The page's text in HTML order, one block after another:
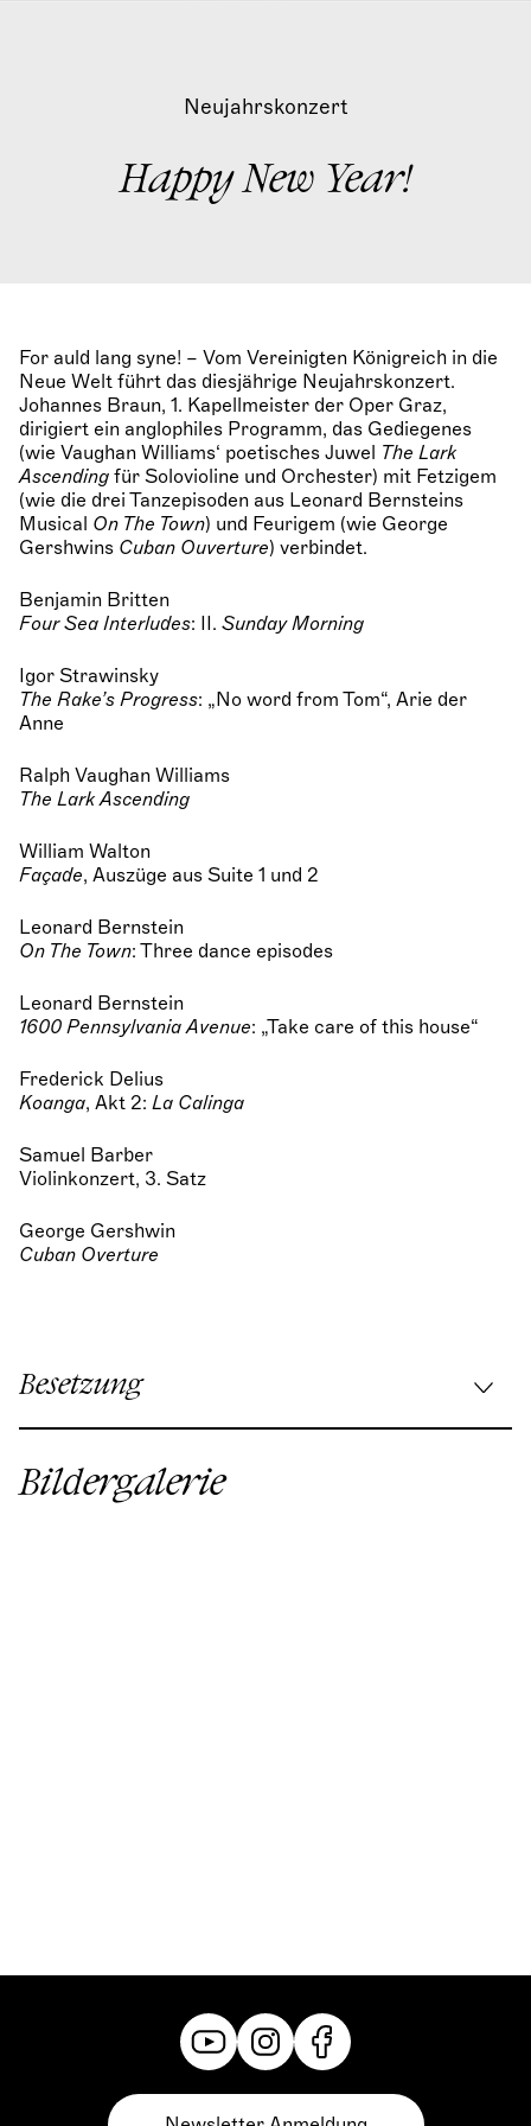
Neujahrskonzert
Happy New Year!
For auld lang syne! – Vom Vereinigten Königreich in die
Neue Welt führt das diesjährige Neujahrskonzert.
Johannes Braun, 1. Kapellmeister der Oper Graz,
dirigiert ein anglophiles Programm, das Gediegenes
(wie Vaughan Williams‘ poetisches Juwel The Lark
Ascending für Solovioline und Orchester) mit Fetzigem
(wie die drei Tanzepisoden aus Leonard Bernsteins
Musical On The Town) und Feurigem (wie George
Gershwins Cuban Ouverture) verbindet.
Benjamin Britten
Four Sea Interludes: II. Sunday Morning
Igor Strawinsky
The Rake’s Progress: „No word from Tom“, Arie der
Anne
Ralph Vaughan Williams
The Lark Ascending
William Walton
Façade, Auszüge aus Suite 1 und 2
Leonard Bernstein
On The Town: Three dance episodes
Leonard Bernstein
1600 Pennsylvania Avenue: „Take care of this house“
Frederick Delius
Koanga, Akt 2: La Calinga
Samuel Barber
Violinkonzert, 3. Satz
George Gershwin
Cuban Overture
Besetzung
Ekaterina Solunya
Bildergalerie